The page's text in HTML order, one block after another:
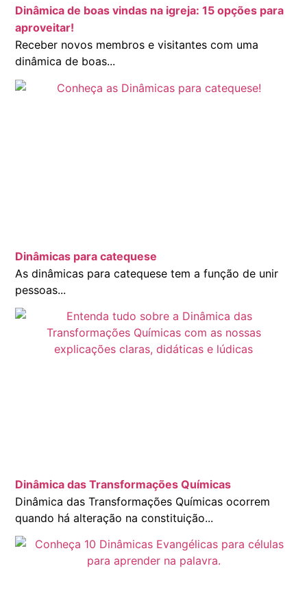
Dinâmica de boas vindas na igreja: 15 opções para
aproveitar!
Receber novos membros e visitantes com uma
dinâmica de boas...
Dinâmicas para catequese
As dinâmicas para catequese tem a função de unir
pessoas...
Dinâmica das Transformações Químicas
Dinâmica das Transformações Químicas ocorrem
quando há alteração na constituição...